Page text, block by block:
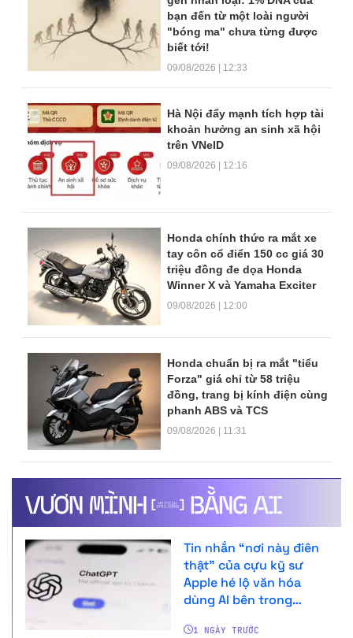
bạn đến từ một loài người
"bóng ma" chưa từng được
biết tới!
09/08/2026 | 12:33
Hà Nội đẩy mạnh tích hợp tài
khoản hưởng an sinh xã hội
trên VNeID
09/08/2026 | 12:16
Honda chính thức ra mắt xe
tay côn cổ điển 150 cc giá 30
triệu đồng đe dọa Honda
Winner X và Yamaha Exciter
09/08/2026 | 12:00
Honda chuẩn bị ra mắt "tiểu
Forza" giá chỉ từ 58 triệu
đồng, trang bị kính điện cùng
phanh ABS và TCS
09/08/2026 | 11:31
Tin nhắn “nơi này điên
thật” của cựu kỹ sư
Apple hé lộ văn hóa
dùng AI bên trong
1 NGÀY TRƯỚC